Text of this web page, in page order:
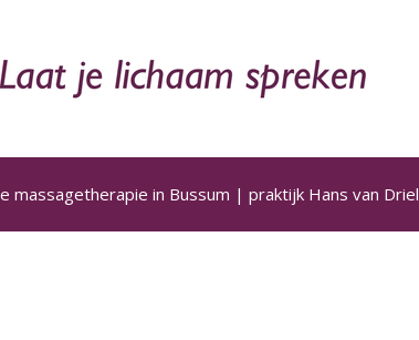
massagetherapie in Bussum | praktijk Hans van Driel